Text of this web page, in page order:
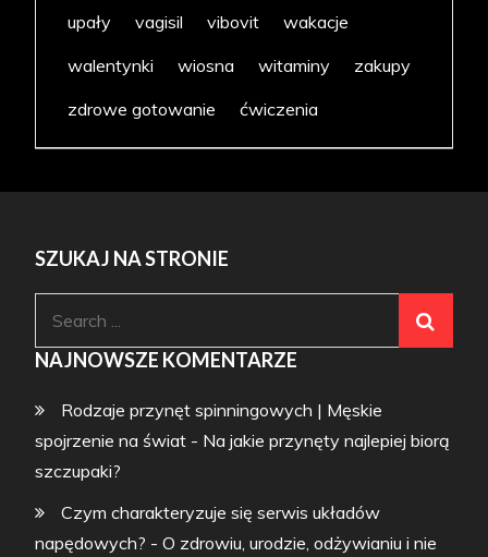
upały
vagisil vibovit
wakacje
walentynki
wiosna witaminy
zakupy
zdrowe gotowanie
ćwiczenia
SZUKAJ NA STRONIE
NAJNOWSZE KOMENTARZE
Rodzaje przynęt spinningowych | Męskie
spojrzenie na świat - Na jakie przynęty najlepiej biorą
szczupaki?
Czym charakteryzuje się serwis układów
napędowych? - O zdrowiu, urodzie, odżywianiu i nie